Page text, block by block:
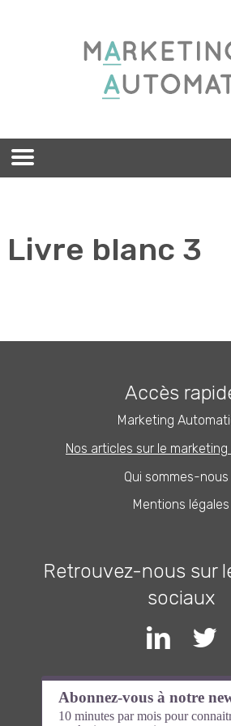
Livre blanc 3
Accès
Marketing
Nos articles sur le
Qui sommes-nous
Mentions légales
Retrouvez-nous sur
sociaux
Inscrivez-vous à la